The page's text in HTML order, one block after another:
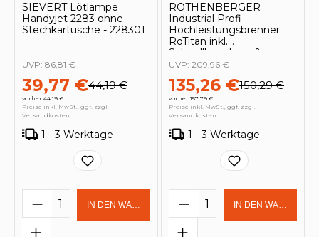
SIEVERT Lötlampe
Handyjet 2283 ohne
Stechkartusche - 228301
39,77 €44,19 €
vorher 44,19 €
UVP: 86,81 €
Preise inkl. MwSt., ggf. zzgl.
Versandkosten
1 - 3 Werktage
Produkt Anzahl: Gib den
IN DEN WARENKORB
ROTHENBERGER
Industrial Profi
Hochleistungsbrenner
RoTitan inkl.
Schnellkupplung &
Gummischlauch 6 m -
135,26 €150,29 €
vorher 157,79 €
UVP: 209,96 €
Preise inkl. MwSt., ggf. zzgl.
Versandkosten
1 - 3 Werktage
Produkt Anzahl:
IN DEN